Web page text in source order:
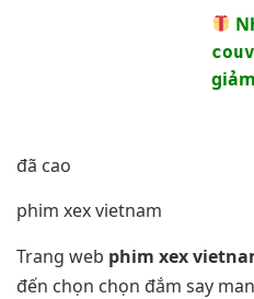
đã cao
phim xex vietnam
Trang web phim xex
đến chọn chọn đắm say